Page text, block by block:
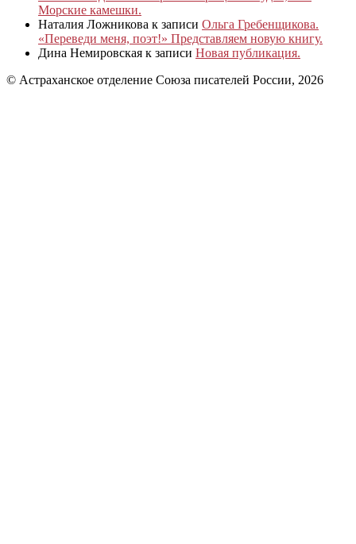
Морские камешки.
Наталия Ложникова к записи Ольга Гребенщикова.
«Переведи меня, поэт!» Представляем новую книгу.
Дина Немировская к записи Новая публикация.
© Астраханское отделение Союза писателей России, 2026